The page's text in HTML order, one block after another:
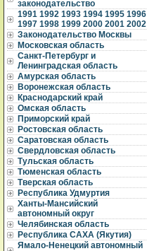
законодательство
1991 1992 1993 1994 1995 1996
1997 1998 1999 2000 2001 2002
Законодательство Москвы
Московская область
Санкт-Петербург и
Ленинградская область
Амурская область
Воронежская область
Краснодарский край
Омская область
Приморский край
Ростовская область
Саратовская область
Свердловская область
Тульская область
Тюменская область
Тверская область
Республика Удмуртия
Ханты-Мансийский
автономный округ
Челябинская область
Республика САХА (Якутия)
Ямало-Ненецкий автономный